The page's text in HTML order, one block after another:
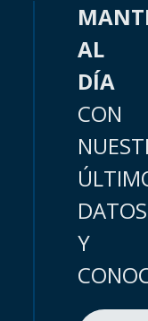
AL
DÍA
CON
DATOS
Y